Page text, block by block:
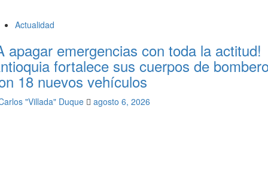
Actualidad
apagar emergencias con toda la actitud!
fortalece sus cuerpos de
18 nuevos vehículos
"Villada" Duque agosto 6, 2026